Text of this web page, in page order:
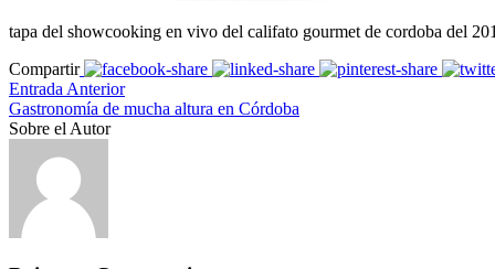
tapa del showcooking en vivo del califato gourmet de cordoba del
Compartir
Entrada Anterior
Gastronomía de mucha altura en Córdoba
Sobre el Autor